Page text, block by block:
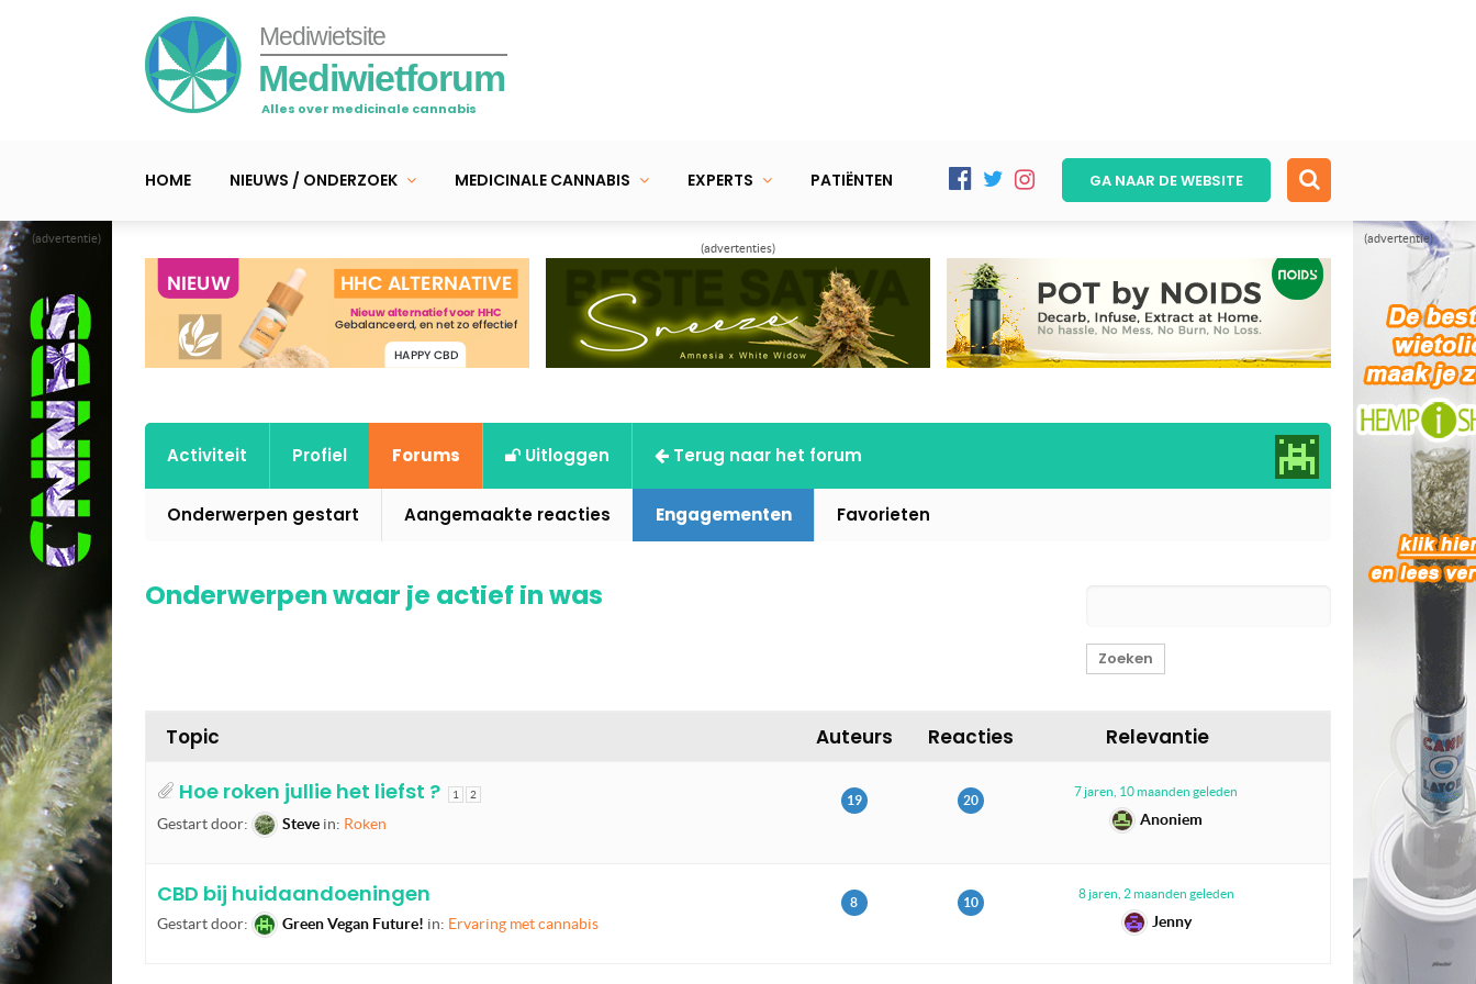
(advertentie) (advertentie)
Mediwietsite
Mediwietforum
Alles over medicinale cannabis
HOME NIEUWS / ONDERZOEK MEDICINALE CANNABIS EXPERTS PATIËNTEN GA NAAR DEWEBSITE
(advertenties)
Activiteit Profiel Forums Uitloggen Terug naar het forum
Onderwerpen gestart Aangemaakte reacties Engagementen Favorieten
Onderwerpen waar je actief in was
Topic Auteurs Reacties Relevantie
Hoe roken jullie het liefst ? 1 2
Gestart door: Steve in: Roken
19 20
7 jaren, 10 maanden geleden
Anoniem
CBD bij huidaandoeningen
Gestart door: Green Vegan Future! in: Ervaring met cannabis
8 10
8 jaren, 2 maanden geleden
Jenny